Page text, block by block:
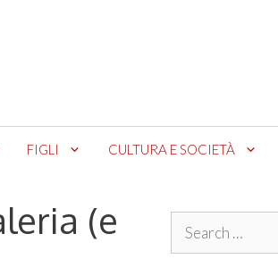
FIGLI CULTURA E SOCIETÀ
(e
Search